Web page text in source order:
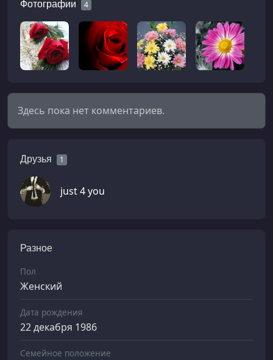
Фотографии 4
Здесь пока нет комментариев.
Друзья 1
just 4 you
Разное
Пол
Женский
Дата рождения
22 декабря 1986
Семейное положение